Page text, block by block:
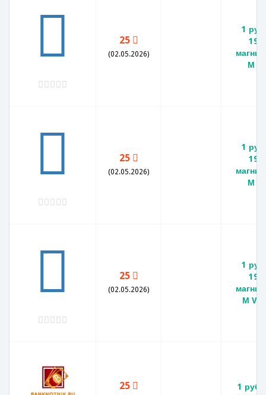
25
(02.05.2026)
1
М
25
(02.05.2026)
1
М
25
(02.05.2026)
1
М VF-
25
1